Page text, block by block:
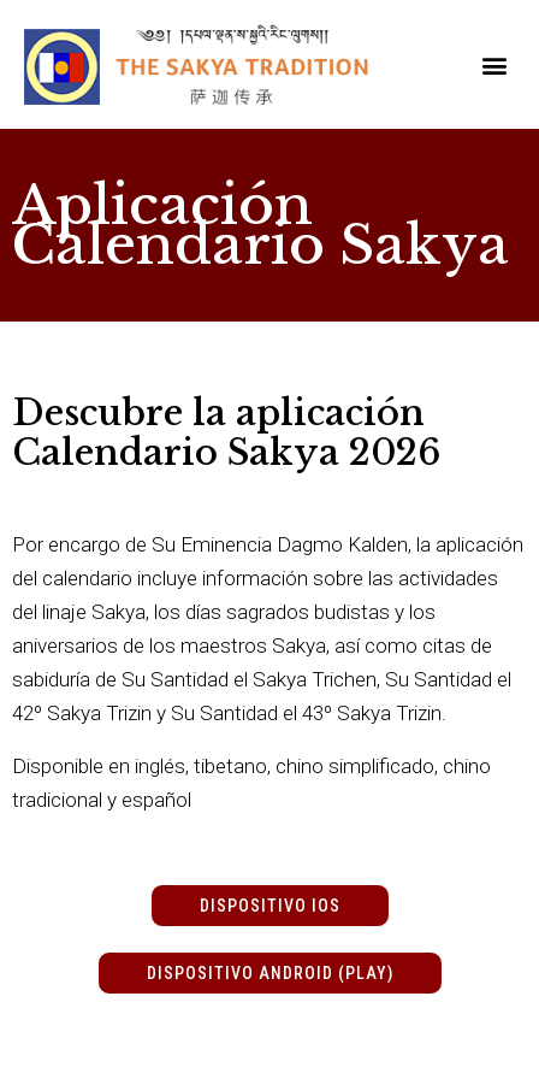
Aplicación
Calendario Sakya
Descubre la aplicación
Calendario Sakya 2026
Por encargo de Su Eminencia Dagmo Kalden, la aplicación
del calendario incluye información sobre las actividades
del linaje Sakya, los días sagrados budistas y los
aniversarios de los maestros Sakya, así como citas de
sabiduría de Su Santidad el Sakya Trichen, Su Santidad el
42º Sakya Trizin y Su Santidad el 43º Sakya Trizin.
Disponible en inglés, tibetano, chino simplificado, chino
tradicional y español
DISPOSITIVO IOS
DISPOSITIVO ANDROID (PLAY)